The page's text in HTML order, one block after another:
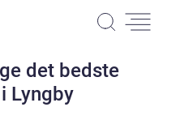
det bedste
Lyngby